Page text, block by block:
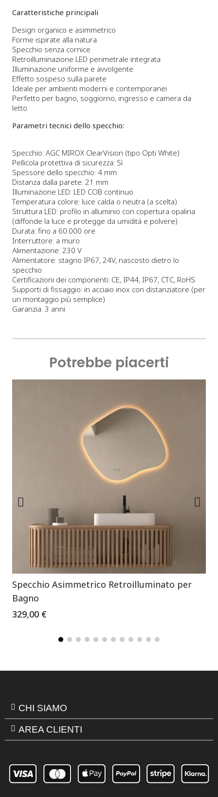
Caratteristiche principali
Design organico e asimmetrico
Forme ispirate alla natura
Specchio senza cornice
Retroilluminazione LED perimetrale integrata
Illuminazione uniforme e avvolgente
Effetto sospeso sulla parete
Ideale per ambienti moderni e contemporanei
Perfetto per bagno, soggiorno, ingresso e camera da
letto
Parametri tecnici dello specchio:
Specchio: AGC MIROX ClearVision (tipo Opti White)
Pellicola protettiva di sicurezza: Sì
Spessore dello specchio: 4 mm
Distanza dalla parete: 21 mm
Illuminazione LED: LED COB continuo
Temperatura colore: luce calda o neutra (a scelta)
Struttura LED: profilo in alluminio con copertura opalina
(diffonde la luce e protegge da umidità e polvere)
Durata: fino a 60.000 ore
Interruttore: a muro
Alimentazione: 230 V
Alimentatore: stagno IP67, 24V, nascosto dietro lo
specchio
Certificazioni dei componenti: CE, IP44, IP67, CTC, RoHS
Supporti di fissaggio: in acciaio inox con distanziatore (per
un montaggio più semplice)
Garanzia: 3 anni
Potrebbe piacerti
Specchio Asimmetrico Retroilluminato per
Bagno
329,00 €
CHI SIAMO
AREA CLIENTI